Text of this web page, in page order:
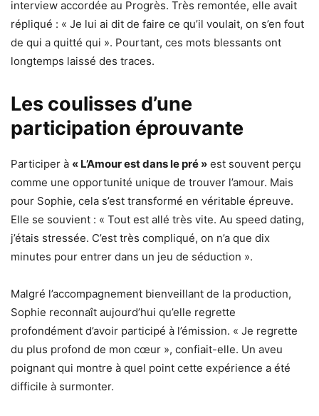
interview accordée au Progrès. Très remontée, elle avait
répliqué : « Je lui ai dit de faire ce qu’il voulait, on s’en fout
de qui a quitté qui ». Pourtant, ces mots blessants ont
longtemps laissé des traces.
Les coulisses d’une
participation éprouvante
Participer à « L’Amour est dans le pré » est souvent perçu
comme une opportunité unique de trouver l’amour. Mais
pour Sophie, cela s’est transformé en véritable épreuve.
Elle se souvient : « Tout est allé très vite. Au speed dating,
j’étais stressée. C’est très compliqué, on n’a que dix
minutes pour entrer dans un jeu de séduction ».
Malgré l’accompagnement bienveillant de la production,
Sophie reconnaît aujourd’hui qu’elle regrette
profondément d’avoir participé à l’émission. « Je regrette
du plus profond de mon cœur », confiait-elle. Un aveu
poignant qui montre à quel point cette expérience a été
difficile à surmonter.